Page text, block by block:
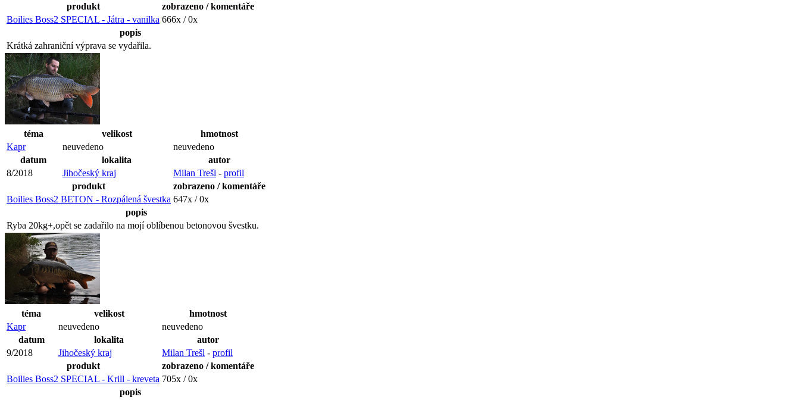
produkt
zobrazeno / komentáře
Boilies Boss2 SPECIAL - Játra - vanilka 666x / 0x
popis
Krátká zahraniční výprava se vydařila.
téma velikost
hmotnost
Kapr
neuvedeno
neuvedeno
datum
lokalita
autor
8/2018
Jihočeský kraj Milan Trešl - profil
produkt
zobrazeno / komentáře
Boilies Boss2 BETON - Rozpálená švestka 647x / 0x
popis
Ryba 20kg+,opět se zadařilo na mojí oblíbenou betonovou švestku.
téma velikost
hmotnost
Kapr
neuvedeno
neuvedeno
datum
lokalita
autor
9/2018
Jihočeský kraj Milan Trešl - profil
produkt
zobrazeno / komentáře
Boilies Boss2 SPECIAL - Krill - kreveta 705x / 0x
popis